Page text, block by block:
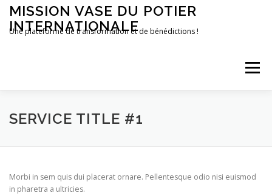
Aller
contenu
MISSION VASE DU POTIER
INTERNATIONALE
Une plateforme de transformation et de bénédictions !
Menu
ACCUEIL FAIRE UN DON
SERVICE TITLE #1
Morbi in sem quis dui placerat ornare. Pellentesque odio nisi euismod
in pharetra a ultricies.